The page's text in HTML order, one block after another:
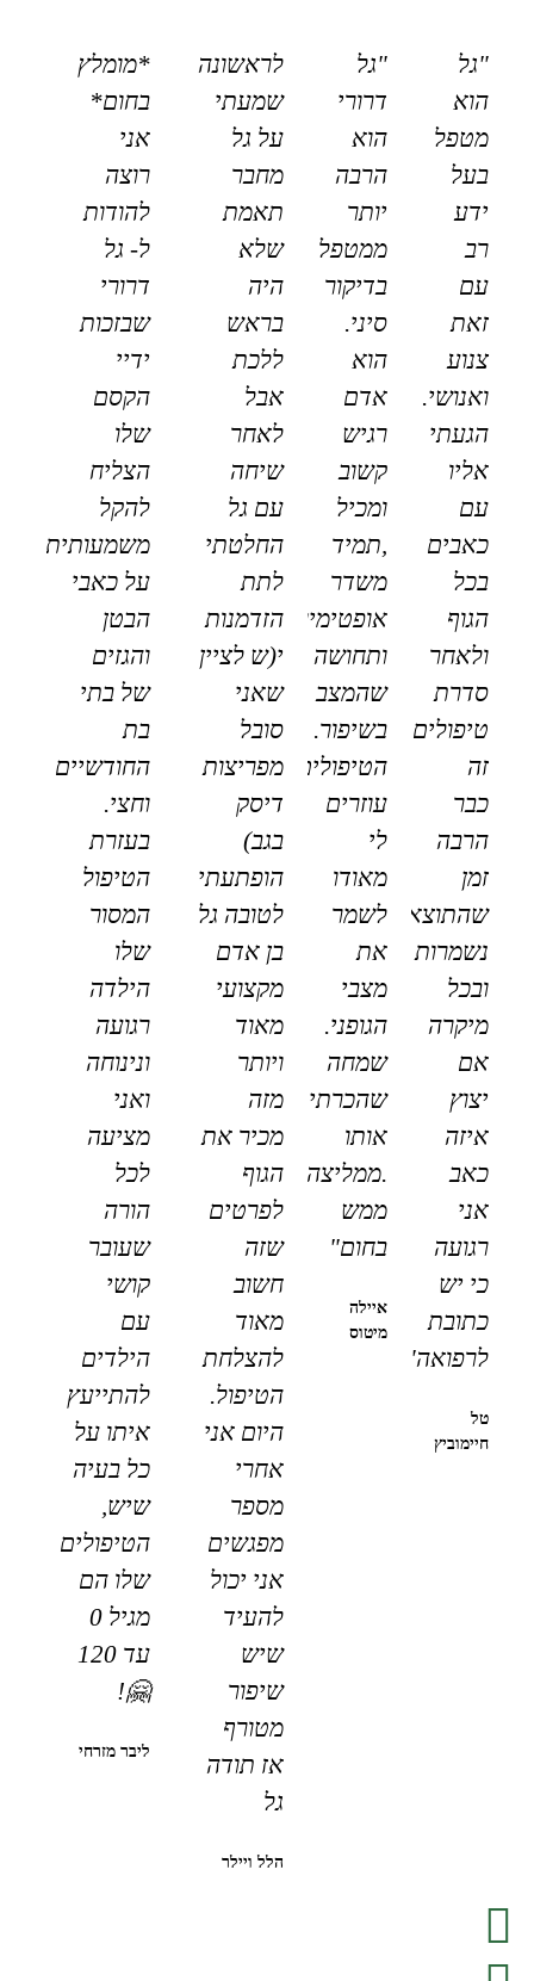
"גל
הוא
מטפל
בעל
ידע
רב
עם
זאת
צנוע
ואנושי.
הגעתי
אליו
עם
כאבים
בכל
הגוף
ולאחר
סדרת
טיפולים
זה
כבר
הרבה
זמן
שהתוצאות
נשמרות
ובכל
מיקרה
אם
יצוץ
איזה
כאב
אני
רגועה
כי יש
כתובת
לרפואה"
טל
חיימוביץ
"גל
דרורי
הוא
הרבה
יותר
ממטפל
בדיקור
סיני.
הוא
אדם
רגיש
קשוב
ומכיל
,תמיד
משדר
אופטימיות
ותחושה
שהמצב
בשיפור.
הטיפולים
עוזרים
לי
מאודו
לשמר
את
מצבי
הגופני.
שמחה
שהכרתי
אותו
.ממליצה
ממש
בחום"
איילה
מיטוס
לראשונה
שמעתי
על גל
מחבר
תאמת
שלא
היה
בראש
ללכת
אבל
לאחר
שיחה
עם גל
החלטתי
לתת
הזדמנות
י(ש לציין
שאני
סובל
מפריצות
דיסק
בגב)
הופתעתי
לטובה גל
בן אדם
מקצועי
מאוד
ויותר
מזה
מכיר את
הגוף
לפרטים
שזה
חשוב
מאוד
להצלחת
הטיפול.
היום אני
אחרי
מספר
מפגשים
אני יכול
להעיד
שיש
שיפור
מטורף
אז תודה
גל
הלל ויילר
*מומלץ
בחום*
אני
רוצה
להודות
ל- גל
דרורי
שבזכות
ידיי
הקסם
שלו
הצליח
להקל
משמעותית
על כאבי
הבטן
והגזים
של בתי
בת
החודשיים
וחצי.
בעזרת
הטיפול
המסור
שלו
הילדה
רגועה
ונינוחה
ואני
מציעה
לכל
הורה
שעובר
קושי
עם
הילדים
להתייעץ
איתו על
כל בעיה
שיש,
הטיפולים
שלו הם
מגיל 0
עד 120
🤗!
ליבר מזרחי